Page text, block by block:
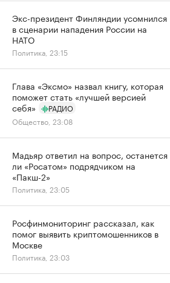
Экс-президент Финляндии усомнился
в сценарии нападения России на
НАТО
Политика, 23:15
Глава «Эксмо» назвал книгу, которая
поможет стать «лучшей версией
себя»
РАДИО
Общество, 23:08
Мадьяр ответил на вопрос, останется
ли «Росатом» подрядчиком на
«Пакш-2»
Политика, 23:05
Росфинмониторинг рассказал, как
помог выявить криптомошенников в
Москве
Политика, 23:03